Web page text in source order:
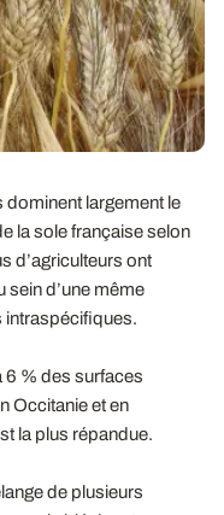
dominent largement le
la sole française selon
d’agriculteurs ont
sein d’une même
intraspécifiques.
6 % des surfaces
Occitanie et en
la plus répandue.
de plusieurs